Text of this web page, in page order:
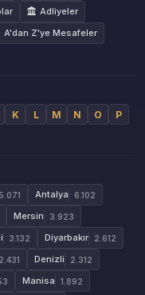
Adliyeler
A'dan Z'ye Mesafeler
K L M N O
P
Antalya 6.102
Mersin 3.923
3.132 Diyarbakır 2.612
2.431 Denizli 2.312
Manisa 1.892